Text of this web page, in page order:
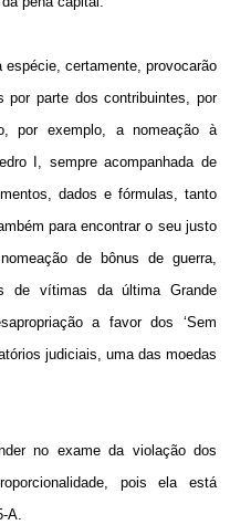
certamente, provocarão
por parte dos contribuintes, por
por exemplo, a nomeação à
I, sempre acompanhada de
dados e fórmulas, tanto
para encontrar o seu justo
de bônus de guerra,
de vítimas da última Grande
a favor dos ‘Sem
judiciais, uma das moedas
no exame da violação dos
pois ela está
A.